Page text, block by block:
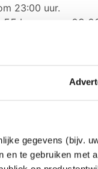
gegevens (bijv.
te gebruiken met
23:00 uur.
km en om
op zaterdag
op zaterdag
het